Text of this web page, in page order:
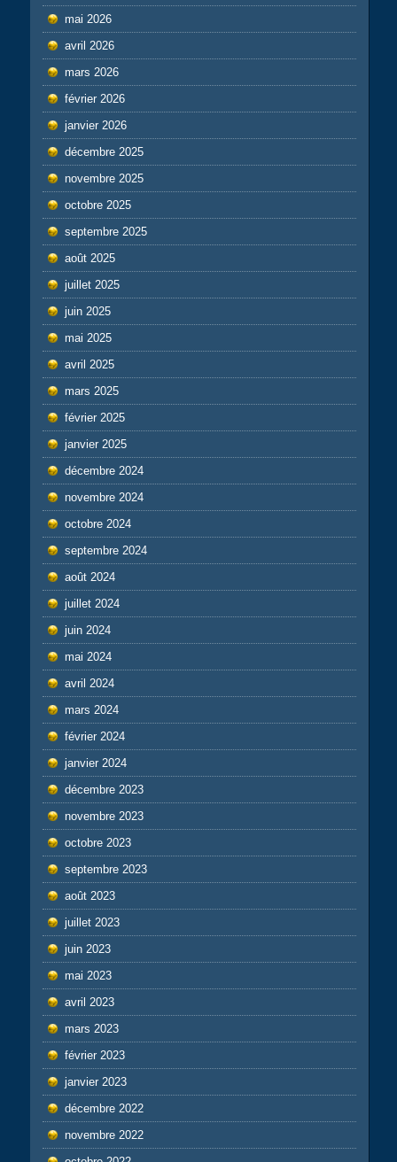
mai 2026
avril 2026
mars 2026
février 2026
janvier 2026
décembre 2025
novembre 2025
octobre 2025
septembre 2025
août 2025
juillet 2025
juin 2025
mai 2025
avril 2025
mars 2025
février 2025
janvier 2025
décembre 2024
novembre 2024
octobre 2024
septembre 2024
août 2024
juillet 2024
juin 2024
mai 2024
avril 2024
mars 2024
février 2024
janvier 2024
décembre 2023
novembre 2023
octobre 2023
septembre 2023
août 2023
juillet 2023
juin 2023
mai 2023
avril 2023
mars 2023
février 2023
janvier 2023
décembre 2022
novembre 2022